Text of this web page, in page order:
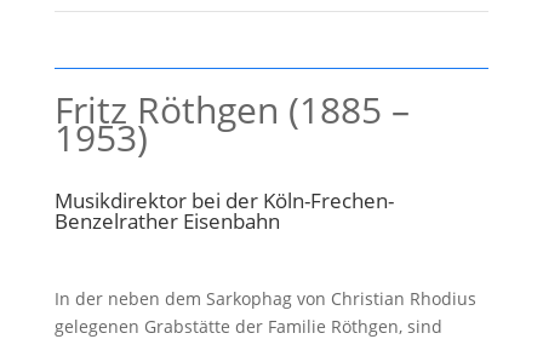
Fritz Röthgen (1885 –
1953)
Musikdirektor bei der Köln-Frechen-
Benzelrather Eisenbahn
In der neben dem Sarkophag von Christian Rhodius
gelegenen Grabstätte der Familie Röthgen, sind